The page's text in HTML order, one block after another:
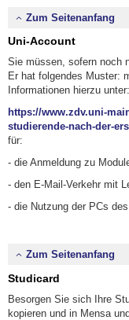
Zum Seitenanfang
Uni-Account
Sie müssen, sofern noch
Er hat folgendes Muster:
Informationen hierzu unter:
https://www.zdv.uni-
studierende-nach-der-
für:
- die Anmeldung zu
- den E-Mail-Verkehr mit
- die Nutzung der PCs
Zum Seitenanfang
Studicard
Besorgen Sie sich Ihre
kopieren und in Mensa